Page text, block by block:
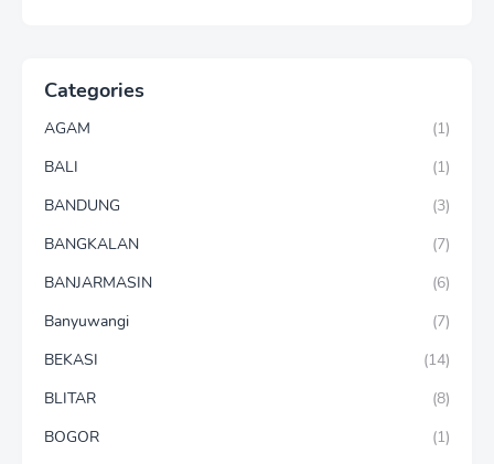
Categories
AGAM
(1)
BALI
(1)
BANDUNG
(3)
BANGKALAN
(7)
BANJARMASIN
(6)
Banyuwangi
(7)
BEKASI
(14)
BLITAR
(8)
BOGOR
(1)